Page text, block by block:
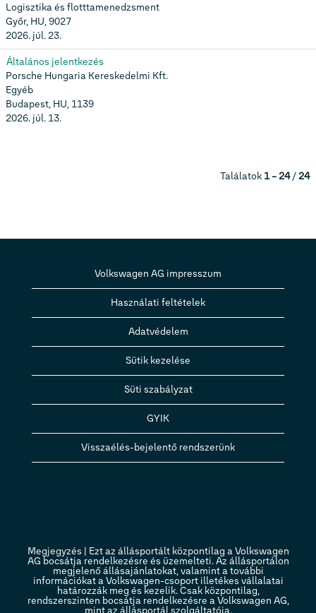
Logisztika és flotttamenedzsment
Győr, HU, 9027
2026. júl. 23.
Általános jelentkezés
Porsche Hungaria Kereskedelmi Kft.
Egyéb
Budapest, HU, 1139
2026. júl. 13.
Találatok 1 – 24/ 24
Volkswagen AG impresszum
Használati feltételek
Adatvédelem
Sütik kezelése
Süti szabályzat
GYIK
Visszaélés-bejelentő rendszerünk
Megjegyzés | Ezt az állásportált központilag a Volkswagen
AG bocsátja rendelkezésre és üzemelteti. Az állásportálon
megjelenő állásajánlatokat, valamint a további
információkat a Volkswagen-csoport illetékes vállalatai
határozzák meg és kezelik. Csak központilag,
rendszerszinten bocsátja rendelkezésre a Volkswagen AG,
mint az állásportál szolgáltatója.